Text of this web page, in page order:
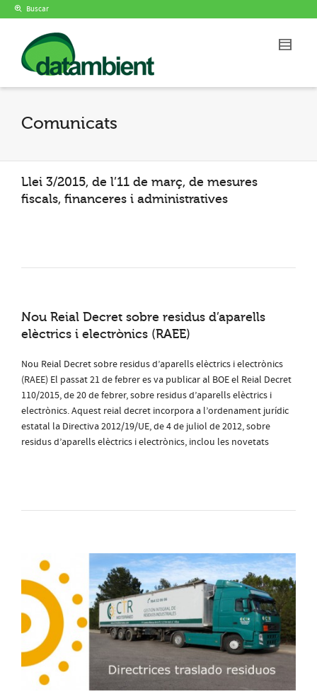
Buscar
Comunicats
Llei 3/2015, de l’11 de març, de mesures
fiscals, financeres i administratives
Nou Reial Decret sobre residus d’aparells
elèctrics i electrònics (RAEE)
Nou Reial Decret sobre residus d’aparells elèctrics i electrònics
(RAEE) El passat 21 de febrer es va publicar al BOE el Reial Decret
110/2015, de 20 de febrer, sobre residus d’aparells elèctrics i
electrònics. Aquest reial decret incorpora a l’ordenament jurídic
estatal la Directiva 2012/19/UE, de 4 de juliol de 2012, sobre
residus d’aparells elèctrics i electrònics, inclou les novetats